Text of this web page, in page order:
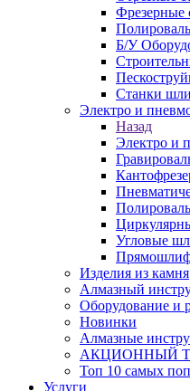
Фрезерные
Б/У
Станки
Электро и
Назад
Электро и
Угловые
Изделия из камня
Алмазный
Оборудование и
Новинки
Алмазные
АКЦИОННЫЙ
Топ 10 самых
Услуги